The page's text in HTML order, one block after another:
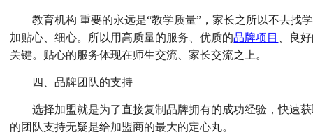
教育机构 重要的永远是“教学质量”，家长之所以不去找
加贴心、细心。所以用高质量的服务、优质的品牌项目
、良
关键。贴心的服务体现在师生交流、家长交流之上。
四、品牌团队的支持
选择加盟就是为了直接复制品牌拥有的成功经验，快速
的团队支持无疑是给加盟商的最大的定心丸。